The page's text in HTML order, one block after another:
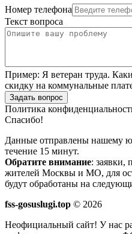
Номер телефона
Текст вопроса
Пример: Я ветеран труда.
скидку на коммунальные
Задать вопрос
Политика
Спасибо!
Данные отправлены нашему
течение 15 минут.
Обратите внимание: заявки,
жителей Москвы и МО, для
будут обработаны на
fss-gosuslugi.top © 2026
Неофициальный сайт! У нас